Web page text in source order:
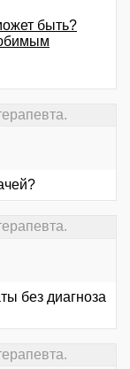
быть?
без диагноза